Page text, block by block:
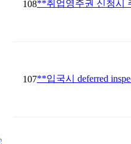
108**취업영주권 신청시
107**입국시 deferred